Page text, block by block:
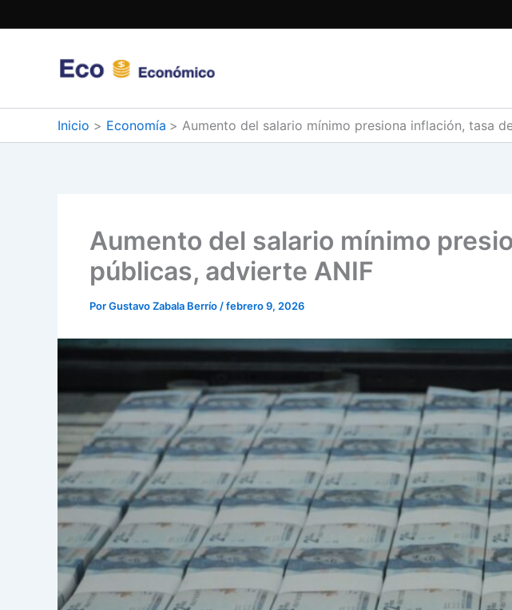
al
Inicio Economía Aumento del salario mínimo presiona inflación, tasa
Aumento del salario mínimo
públicas, advierte ANIF
PorGustavo Zabala Berrío/febrero 9, 2026